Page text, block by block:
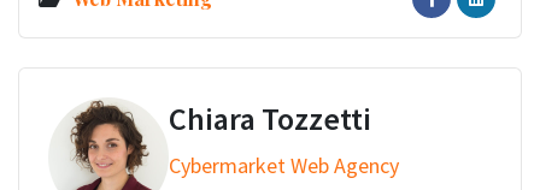
Chiara Tozzetti
Cybermarket Web Agency